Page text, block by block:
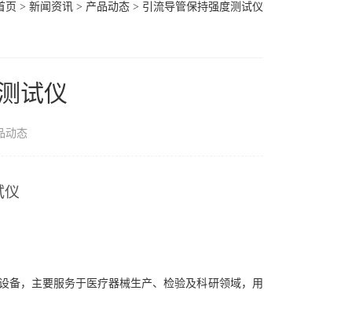
页 > 新闻资讯 > 产品动态 > 引流导管保持强度测试仪
试仪
动态
仪
备，主要服务于医疗器械生产、检验及科研领域，用